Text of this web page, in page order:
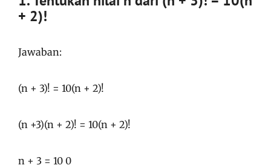
+ 2)!
Jawaban:
(n + 3)! = 10(n + 2)!
(n +3)(n + 2)! = 10(n + 2)!
n + 3 = 10 0